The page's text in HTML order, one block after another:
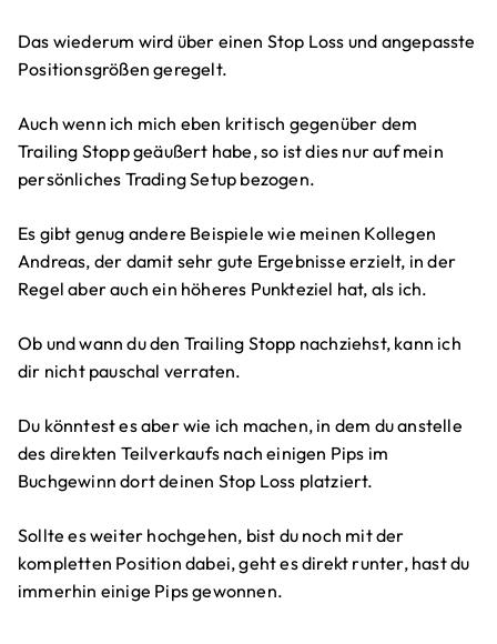
Das wiederum wird über einen Stop Loss und angepasste
Positionsgrößen geregelt.
Auch wenn ich mich eben kritisch gegenüber dem
Trailing Stopp geäußert habe, so ist dies nur auf mein
persönliches Trading Setup bezogen.
Es gibt genug andere Beispiele wie meinen Kollegen
Andreas, der damit sehr gute Ergebnisse erzielt, in der
Regel aber auch ein höheres Punkteziel hat, als ich.
Ob und wann du den Trailing Stopp nachziehst, kann ich
dir nicht pauschal verraten.
Du könntest es aber wie ich machen, in dem du anstelle
des direkten Teilverkaufs nach einigen Pips im
Buchgewinn dort deinen Stop Loss platziert.
Sollte es weiter hochgehen, bist du noch mit der
kompletten Position dabei, geht es direkt runter, hast du
immerhin einige Pips gewonnen.